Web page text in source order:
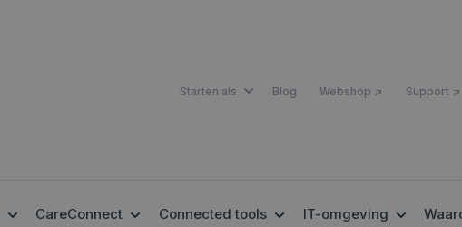
Starten als SHOW SUBMENU FOR STARTEN ALS
Blog Webshop ↗ Support ↗
SHOW SUBMENU FOR EHEALTH
CareConnect SHOW SUBMENU FOR CARECONNECT
Connected tools SHOW SUBMENU FOR
IT-omgeving SHOW